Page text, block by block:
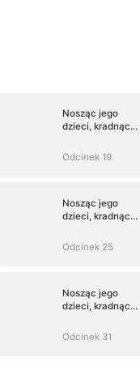
Nosząc jego
dzieci, kradnąc
Odcinek 19
Nosząc jego
dzieci, kradnąc
Odcinek 25
Nosząc jego
dzieci, kradnąc
Odcinek 31